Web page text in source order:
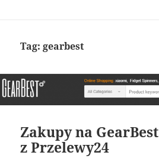
Tag:gearbest
Zakupy na GearBest
z Przelewy24